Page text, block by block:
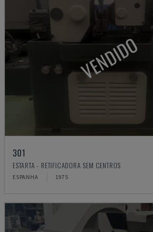
VENDIDO
301
ESTARTA - RETIFICADORA SEM CENTROS
ESPANHA 1975